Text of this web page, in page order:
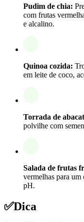
Pudim de chia:
com frutas
e alcalino.
Quinoa cozida:
em leite de coco,
Torrada de
polvilhe com
Salada de frutas
vermelhas para um
pH.
✅Dica